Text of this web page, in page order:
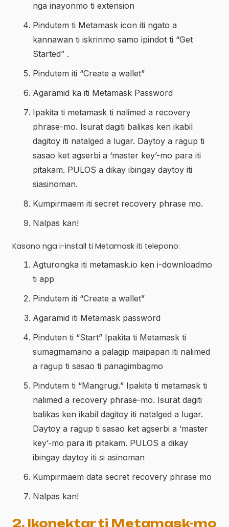
nga inayonmo ti extension
Pindutem ti Metamask icon iti ngato a
kannawan ti iskrinmo samo ipindot ti “Get
Started” .
Pindutem iti “Create a wallet”
Agaramid ka iti Metamask Password
Ipakita ti metamask ti nalimed a recovery
phrase-mo. Isurat dagiti balikas ken ikabil
dagitoy iti natalged a lugar. Daytoy a ragup ti
sasao ket agserbi a ‘master key’-mo para iti
pitakam. PULOS a dikay ibingay daytoy iti
siasinoman.
Kumpirmaem iti secret recovery phrase mo.
Nalpas kan!
Kasano nga i-install ti Metamask iti telepono:
Agturongka iti metamask.io ken i-downloadmo
ti app
Pindutem iti “Create a wallet”
Agaramid iti Metamask password
Pinduten ti “Start” Ipakita ti Metamask ti
sumagmamano a palagip maipapan iti nalimed
a ragup ti sasao ti panagimbagmo
Pindutem ti “Mangrugi.” Ipakita ti metamask ti
nalimed a recovery phrase-mo. Isurat dagiti
balikas ken ikabil dagitoy iti natalged a lugar.
Daytoy a ragup ti sasao ket agserbi a ‘master
key’-mo para iti pitakam. PULOS a dikay
ibingay daytoy iti si asinoman
Kumpirmaem data secret recovery phrase mo
Nalpas kan!
2. Ikonektar ti Metamask-mo